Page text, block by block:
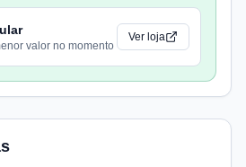
valor no momento
Ver loja